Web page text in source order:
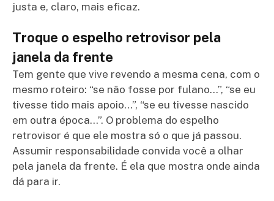
justa e, claro, mais eficaz.
Troque o espelho retrovisor pela
janela da frente
Tem gente que vive revendo a mesma cena, com o
mesmo roteiro: “se não fosse por fulano…”, “se eu
tivesse tido mais apoio…”, “se eu tivesse nascido
em outra época…”. O problema do espelho
retrovisor é que ele mostra só o que já passou.
Assumir responsabilidade convida você a olhar
pela janela da frente. É ela que mostra onde ainda
dá para ir.